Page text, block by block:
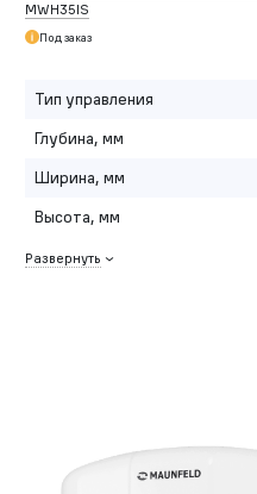
MWH35IS
Под заказ
Тип управления
Глубина, мм
Ширина, мм
Высота, мм
Развернуть